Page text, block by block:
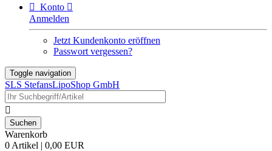
 Konto 
Anmelden
Jetzt Kundenkonto eröffnen
Passwort vergessen?
Toggle navigation
SLS StefansLipoShop GmbH

Warenkorb
0 Artikel | 0,00 EUR